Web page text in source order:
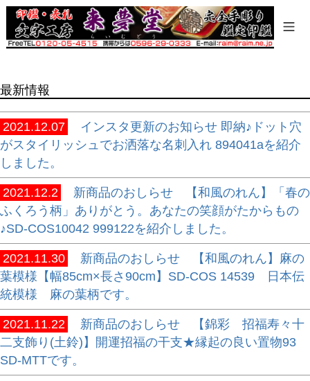
最新情報
2021.12.07
インスタ更新のお知らせ 即納♪ドット穴
がスタイリッシュでお洒落な名刺入れ 894041aを紹介
しました。
2021.12.2
新商品のおしらせ 【和風のれん】「春の
ふくろう柄」ありがとう。あなたの笑顔がたからもの
♪SD-COS10042 999122を紹介しました。
2021.11.30
新商品のおしらせ 【和風のれん】麻の
葉模様【幅85cm×長さ90cm】SD-COS 14539 日本伝
統模様 麻の葉柄です。
2021.11.22
新商品のおしらせ 【錦彩 招福寿々十
二支飾り(土鈴)】開運招福の干支★縁起の良い置物93
SD-MTTです。
商品タグ
セール
翌日発送
在庫なし商品
在庫なし商品を表示しない
商品番号/JANコード
バンドル販売
予約商品
予約商品のみを表示
並び順
新着順
登録順